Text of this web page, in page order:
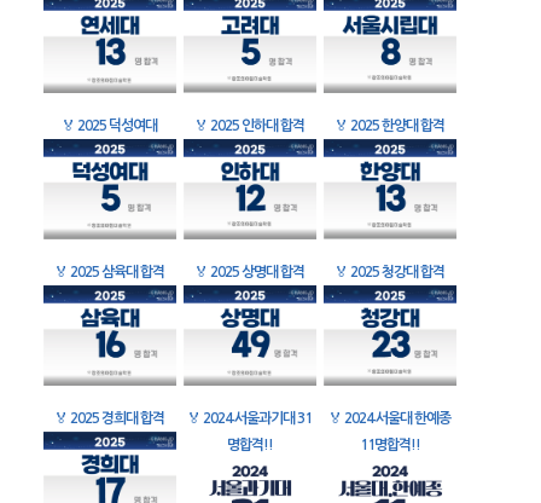
🏅 2025 덕성여대 🏅 2025 인하대 합격 🏅 2025 한양대 합격
🏅 2025 삼육대 합격 🏅 2025 상명대 합격 🏅 2025 청강대 합격
🏅 2025 경희대 합격 🏅 2024 서울과기대 31
명합격!!
🏅 2024 서울대 한예종
11명합격!!